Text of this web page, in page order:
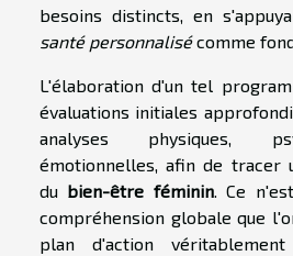
besoins distincts, en
santé personnalisécomme
L'élaboration d'un tel
évaluations initiales
analyses physiques,
émotionnelles, afin de tracer
du bien-être féminin. Ce
compréhension globale que
plan d'action